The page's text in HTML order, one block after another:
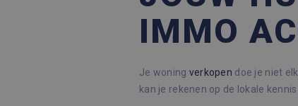
IMMO
Je woning verkopen doe je niet
kan je rekenen op de lokale